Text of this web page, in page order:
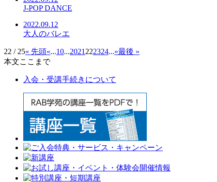
J-POP DANCE
2022.09.12
大人のバレエ
22 / 25« 先頭«...10...2021 222324...»最後 »
本文ここまで
入会・受講手続きについて